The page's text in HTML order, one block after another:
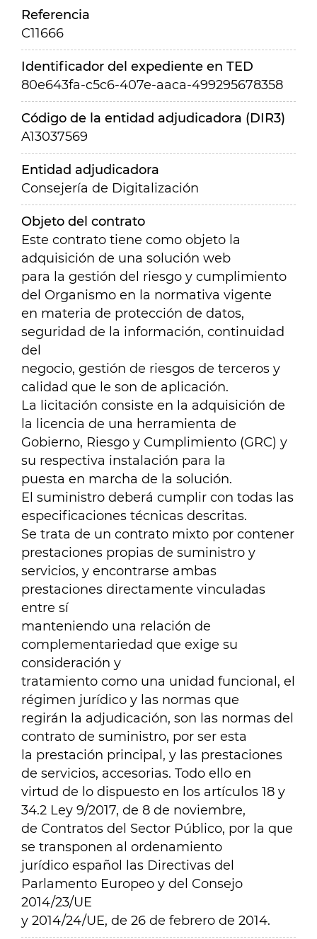
Referencia
C11666
Identificador del expediente en TED
80e643fa-c5c6-407e-aaca-499295678358
Código de la entidad adjudicadora (DIR3)
A13037569
Entidad adjudicadora
Consejería de Digitalización
Objeto del contrato
Este contrato tiene como objeto la
adquisición de una solución web
para la gestión del riesgo y cumplimiento
del Organismo en la normativa vigente
en materia de protección de datos,
seguridad de la información, continuidad
del
negocio, gestión de riesgos de terceros y
calidad que le son de aplicación.
La licitación consiste en la adquisición de
la licencia de una herramienta de
Gobierno, Riesgo y Cumplimiento (GRC) y
su respectiva instalación para la
puesta en marcha de la solución.
El suministro deberá cumplir con todas las
especificaciones técnicas descritas.
Se trata de un contrato mixto por contener
prestaciones propias de suministro y
servicios, y encontrarse ambas
prestaciones directamente vinculadas
entre sí
manteniendo una relación de
complementariedad que exige su
consideración y
tratamiento como una unidad funcional, el
régimen jurídico y las normas que
regirán la adjudicación, son las normas del
contrato de suministro, por ser esta
la prestación principal, y las prestaciones
de servicios, accesorias. Todo ello en
virtud de lo dispuesto en los artículos 18 y
34.2 Ley 9/2017, de 8 de noviembre,
de Contratos del Sector Público, por la que
se transponen al ordenamiento
jurídico español las Directivas del
Parlamento Europeo y del Consejo
2014/23/UE
y 2014/24/UE, de 26 de febrero de 2014.